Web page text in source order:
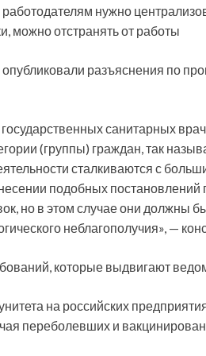
нужно
можно отстранять от работы
разъяснения по
санитарных
(группы) граждан, так
сталкиваются с
подобных
но в этом случае они должны
неблагополучия», —
которые выдвигают
на российских
переболевших и